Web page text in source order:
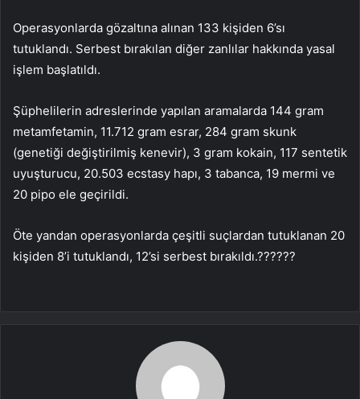
Operasyonlarda gözaltına alınan 133 kişiden 6’sı
tutuklandı. Serbest bırakılan diğer zanlılar hakkında yasal
işlem başlatıldı.
Şüphelilerin adreslerinde yapılan aramalarda 144 gram
metamfetamin, 11.712 gram esrar, 284 gram skunk
(genetiği değiştirilmiş kenevir), 3 gram kokain, 117 sentetik
uyuşturucu, 20.503 ecstasy hapı, 3 tabanca, 19 mermi ve
20 pipo ele geçirildi.
Öte yandan operasyonlarda çeşitli suçlardan tutuklanan 20
kişiden 8’i tutuklandı, 12’si serbest bırakıldı.??????